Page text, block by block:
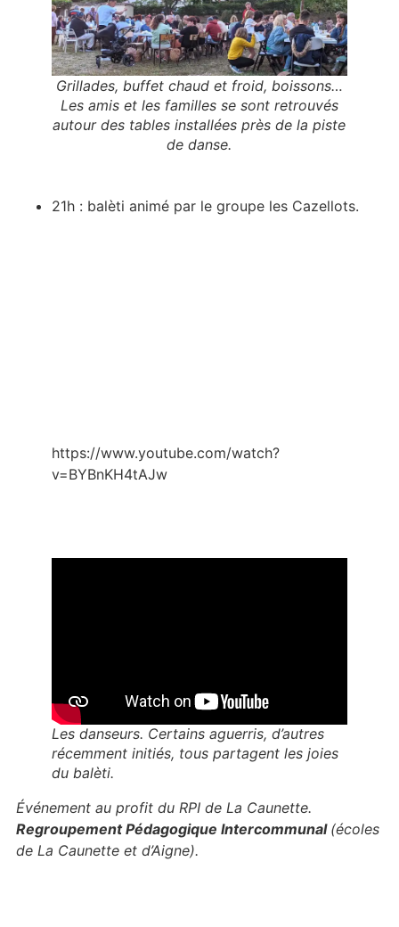
Grillades, buffet chaud et froid, boissons…
Les amis et les familles se sont retrouvés
autour des tables installées près de la piste
de danse.
21h : balèti animé par le groupe les Cazellots.
https://www.youtube.com/watch?
v=BYBnKH4tAJw
Les danseurs. Certains aguerris, d’autres
récemment initiés, tous partagent les joies
du balèti.
Événement au profit du RPI de La Caunette.
Regroupement Pédagogique Intercommunal (écoles
de La Caunette et d’Aigne).